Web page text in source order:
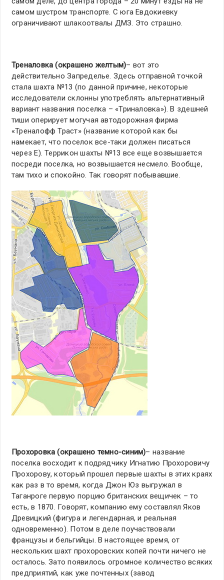
самом шустром транспорте. С юга Евдокиевку
ограничивают шлакоотвалы ДМЗ. Это страшно.
Треналовка (окрашено желтым)– вот это
действительно Запределье. Здесь отправной точкой
стала шахта №13 (по данной причине, некоторые
исследователи склонны употреблять альтернативный
вариант названия поселка – «Триналовка»). В здешней
тиши оперирует могучая автодорожная фирма
«Треналофф Траст» (название которой как бы
намекает, что поселок все-таки должен писаться
через Е). Террикон шахты №13 все еще возвышается
посреди поселка, но возвышается несмело. Вообще,
там тихо и спокойно. Так говорят побывавшие.
Прохоровка (окрашено темно-синим)– название
поселка восходит к подрядчику Игнатию Прохоровичу
Прохорову, который прошел первые шахты в этих краях
как раз в то время, когда Джон Юз выгружал в
Таганроге первую порцию британских вещичек – то
есть, в 1870. Говорят, компанию ему составлял Яков
Древицкий (фигура и легендарная, и реальная
одновременно). Потом в деле поучаствовали
французы и бельгийцы. В настоящее время, от
нескольких шахт прохоровских копей почти ничего не
осталось. Зато появилось огромное количество всяких
предприятий, как уже почтенных (завод